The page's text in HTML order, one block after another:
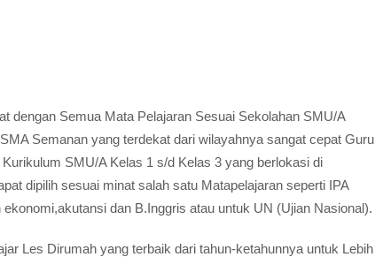
dengan Semua Mata Pelajaran Sesuai Sekolahan SMU/A
Semanan yang terdekat dari wilayahnya sangat cepat Guru
SMU/A Kelas 1 s/d Kelas 3 yang berlokasi di
dipilih sesuai minat salah satu Matapelajaran seperti IPA
dan B.Inggris atau untuk UN (Ujian Nasional).
Les Dirumah yang terbaik dari tahun-ketahunnya untuk Lebih